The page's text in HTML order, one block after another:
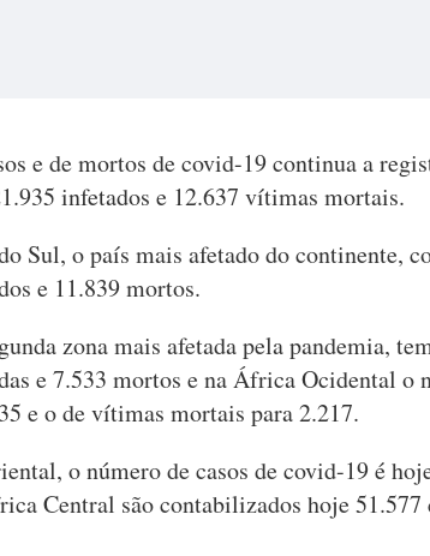
e de mortos de covid-19 continua a
infetados e 12.637 vítimas mortais.
Sul, o país mais afetado do continente,
e 11.839 mortos.
zona mais afetada pela pandemia,
e 7.533 mortos e na África Ocidental o
e o de vítimas mortais para 2.217.
o número de casos de covid-19 é
Central são contabilizados hoje 51.577